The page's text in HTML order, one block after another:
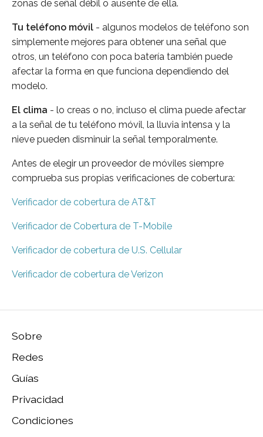
zonas de señal débil o ausente de ella.
Tu teléfono móvil - algunos modelos de teléfono son
simplemente mejores para obtener una señal que
otros, un teléfono con poca batería también puede
afectar la forma en que funciona dependiendo del
modelo.
El clima - lo creas o no, incluso el clima puede afectar
a la señal de tu teléfono móvil, la lluvia intensa y la
nieve pueden disminuir la señal temporalmente.
Antes de elegir un proveedor de móviles siempre
comprueba sus propias verificaciones de cobertura:
Verificador de cobertura de AT&T
Verificador de Cobertura de T-Mobile
Verificador de cobertura de U.S. Cellular
Verificador de cobertura de Verizon
Sobre
Redes
Guías
Privacidad
Condiciones